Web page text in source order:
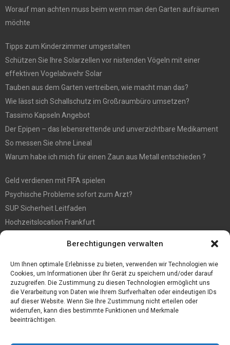
Berechtigungen verwalten
Um Ihnen optimale Erlebnisse zu bieten, verwenden wir Technologien wie
Cookies, um Informationen über Ihr Gerät zu speichern und/oder darauf
zuzugreifen. Die Zustimmung zu diesen Technologien ermöglicht uns
die Verarbeitung von Daten wie Ihrem Surfverhalten oder eindeutigen IDs
auf dieser Website. Wenn Sie Ihre Zustimmung nicht erteilen oder
widerrufen, kann dies bestimmte Funktionen und Merkmale
beeinträchtigen.
Worauf man achten muss beim wenn man den Garten aufräumen
möchte
Tipps zum Kinderzimmer umgestalten
Schützen Sie Ihre Solarzellen vor nistenden Vögeln mit einer
effektiven Vogelabwehr Solar
Tauben aus dem Garten vertreiben, wie macht man das?
Wie lässt sich Schallschutz im Großraumbüro umsetzen?
Tassimo Kapseln Angebot
Der Epipen – das lebensrettende und unverzichtbare Medikament
So messen Sie ohne Lineal
Warum habe ich mich für einen Zaun aus Metall entschieden ?
Geld verdienen mit FIFA spielen
Psychische Probleme sofort zum Arzt?
SUP Sicherheit Leitfaden
Hochzeitslocation Frankfurt
Großer Spaß auf der Kirmes in Bonn!
Bester Oscam- und CCcam-Server für 2021